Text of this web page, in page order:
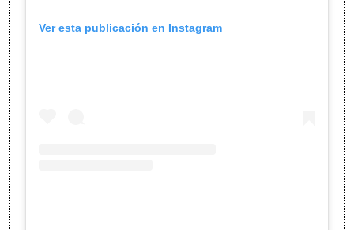
Ver esta publicación en Instagram